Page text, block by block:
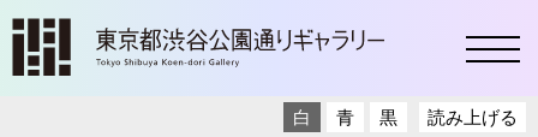
読み上げる
白 青 黒